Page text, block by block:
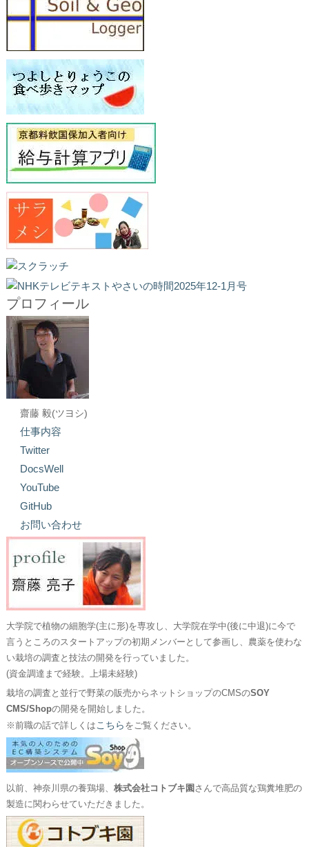
プロフィール
齋藤 毅(ツヨシ)
仕事内容
Twitter
DocsWell
YouTube
GitHub
お問い合わせ
大学院で植物の細胞学(主に形)を専攻し、大学院在学中(後に中退)に今で
言うところのスタートアップの初期メンバーとして参画し、農薬を使わな
い栽培の調査と技法の開発を行っていました。
(資金調達まで経験。上場未経験)
栽培の調査と並行で野菜の販売からネットショップのCMSのSOY
CMS/Shopの開発を開始しました。
※前職の話で詳しくは こちら をご覧ください。
以前、神奈川県の養鶏場、 株式会社コトブキ園 さんで高品質な鶏糞堆肥の
製造に関わらせていただきました。